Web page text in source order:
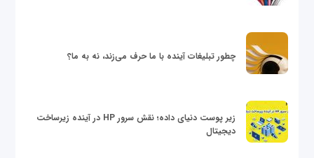
چطور تبلیغات آینده با ما حرف می‌زند، نه به ما؟
زیر پوست دنیای داده؛ نقش سرور HP در آینده زیرساخت
دیجیتال